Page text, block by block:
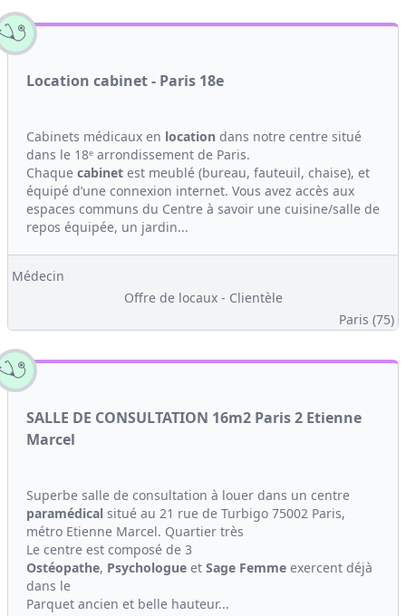
Location cabinet - Paris 18e
Cabinets médicaux en location dans notre centre situé
dans le 18ᵉ arrondissement de Paris.
Chaque cabinet est meublé (bureau, fauteuil, chaise), et
équipé d’une connexion internet. Vous avez accès aux
espaces communs du Centre à savoir une cuisine/salle de
repos équipée, un jardin...
Médecin
Offre de locaux - Clientèle
Paris (75)
SALLE DE CONSULTATION 16m2 Paris 2 Etienne
Marcel
Superbe salle de consultation à louer dans un centre
paramédical situé au 21 rue de Turbigo 75002 Paris,
métro Etienne Marcel. Quartier très
Le centre est composé de 3
Ostéopathe, Psychologue et Sage Femme exercent déjà
dans le
Parquet ancien et belle hauteur...